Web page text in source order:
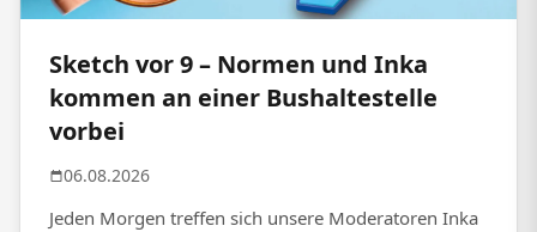
Sketch vor 9 – Normen und Inka
kommen an einer Bushaltestelle
vorbei
06.08.2026
Jeden Morgen treffen sich unsere Moderatoren Inka